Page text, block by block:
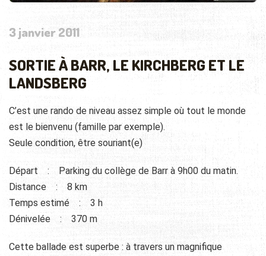
3 janvier 2011
SORTIE À BARR, LE KIRCHBERG ET LE
LANDSBERG
C’est une rando de niveau assez simple où tout le monde
est le bienvenu (famille par exemple).
Seule condition, être souriant(e)
Départ : Parking du collège de Barr à 9h00 du matin.
Distance : 8 km
Temps estimé : 3 h
Dénivelée : 370 m
Cette ballade est superbe : à travers un magnifique